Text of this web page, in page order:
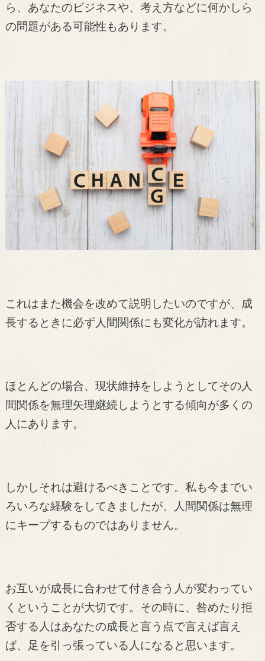
ら、あなたのビジネスや、考え方などに何かしら
の問題がある可能性もあります。
これはまた機会を改めて説明したいのですが、成
長するときに必ず人間関係にも変化が訪れます。
ほとんどの場合、現状維持をしようとしてその人
間関係を無理矢理継続しようとする傾向が多くの
人にあります。
しかしそれは避けるべきことです。私も今までい
ろいろな経験をしてきましたが、人間関係は無理
にキープするものではありません。
お互いが成長に合わせて付き合う人が変わってい
くということが大切です。その時に、咎めたり拒
否する人はあなたの成長と言う点で言えば言え
ば、足を引っ張っている人になると思います。